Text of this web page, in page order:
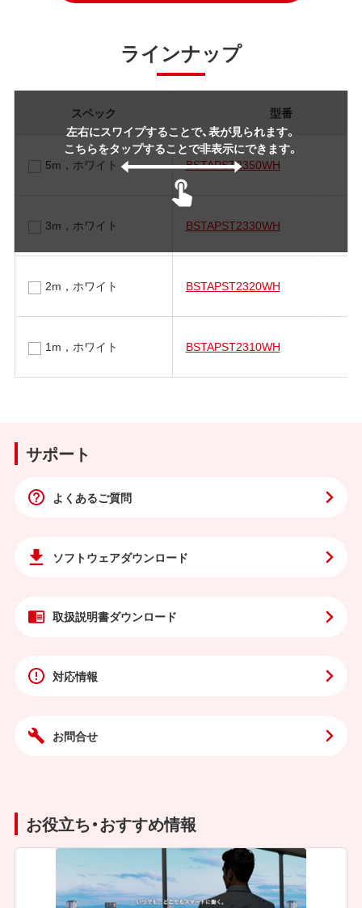
ラインナップ
左右にスワイプすることで、表が見られます。
こちらをタップすることで非表示にできます。
スペック 型番
5m，ホワイト BSTAPST2350WH
3m，ホワイト BSTAPST2330WH
2m，ホワイト BSTAPST2320WH
1m，ホワイト BSTAPST2310WH
サポート
よくあるご質問
ソフトウェアダウンロード
取扱説明書ダウンロード
対応情報
お問合せ
お役立ち・おすすめ情報